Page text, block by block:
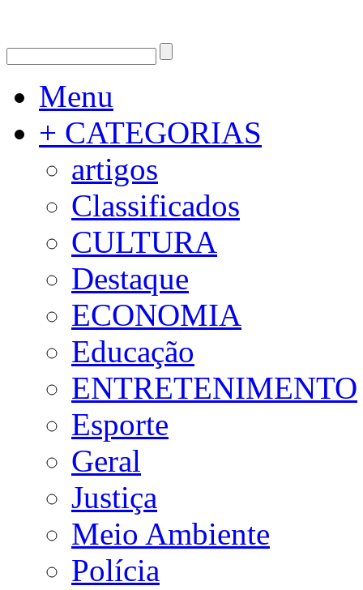
Menu
+ CATEGORIAS
artigos
Classificados
CULTURA
Destaque
ECONOMIA
Educação
ENTRETENIMENTO
Esporte
Geral
Justiça
Meio Ambiente
Polícia